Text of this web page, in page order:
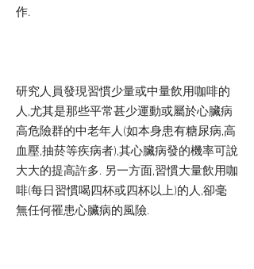
作.
研究人員發現習慣少量或中量飲用咖啡的
人,尤其是那些平常甚少運動或屬於心臟病
高危險群的中老年人(如本身患有糖尿病,高
血壓,抽菸等疾病者),其心臟病發的機率可說
大大的提高許多. 另一方面,習慣大量飲用咖
啡(每日習慣喝四杯或四杯以上)的人,卻毫
無任何罹患心臟病的風險.